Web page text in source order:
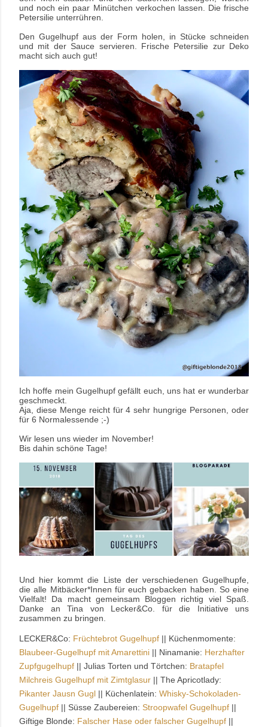
und noch ein paar Minütchen verkochen lassen. Die frische
Petersilie unterrühren.
Den Gugelhupf aus der Form holen, in Stücke schneiden
und mit der Sauce servieren. Frische Petersilie zur Deko
macht sich auch gut!
Ich hoffe mein Gugelhupf gefällt euch, uns hat er wunderbar
geschmeckt.
Aja, diese Menge reicht für 4 sehr hungrige Personen, oder
für 6 Normalessende ;-)
Wir lesen uns wieder im November!
Bis dahin schöne Tage!
Und hier kommt die Liste der verschiedenen Gugelhupfe,
die alle Mitbäcker*Innen für euch gebacken haben. So eine
Vielfalt! Da macht gemeinsam Bloggen richtig viel Spaß.
Danke an Tina von Lecker&Co. für die Initiative uns
zusammen zu bringen.
LECKER&Co: Früchtebrot Gugelhupf || Küchenmomente:
Blaubeer-Gugelhupf mit Amarettini || Ninamanie: Herzhafter
Zupfgugelhupf || Julias Torten und Törtchen: Bratapfel
Milchreis Gugelhupf mit Zimtglasur || The Apricotlady:
Pikanter Jausn Gugl || Küchenlatein: Whisky-Schokoladen-
Gugelhupf || Süsse Zaubereien: Stroopwafel Gugelhupf ||
Giftige Blonde: Falscher Hase oder falscher Gugelhupf ||